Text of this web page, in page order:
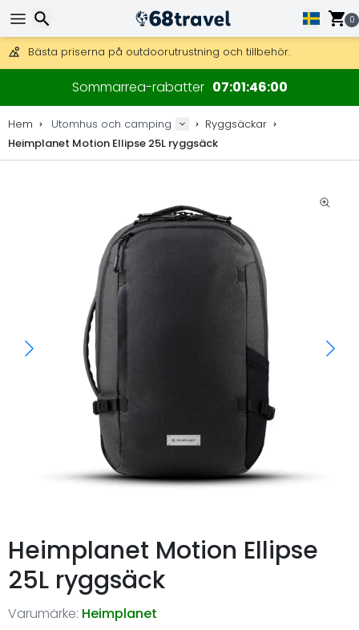
0
Få fri frakt på beställningar över 2 875 kr.
DHL Express över natten är också tillgängligt.
30 dagar för retur, 90 dagar för träkartor och dekorationer.
Sommarrea-rabatter 07014600
Hem Utomhus och camping
Ryggsäckar
Heimplanet Motion Ellipse 25L ryggsäck
Heimplanet Motion Ellipse
25L ryggsäck
Varumärke: Heimplanet